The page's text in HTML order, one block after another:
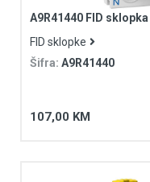
A9R41440 FID
FID sklopke
Šifra: A9R41440
107,00 KM